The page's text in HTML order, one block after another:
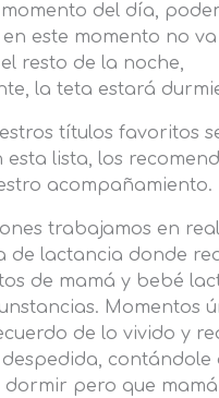
del día,
este momento no
resto de la noche,
la teta estará
títulos favoritos
esta lista, los
acompañamiento.
trabajamos en
de lactancia donde
de mamá y bebé
Momentos
de lo vivido y
contándole
dormir pero que